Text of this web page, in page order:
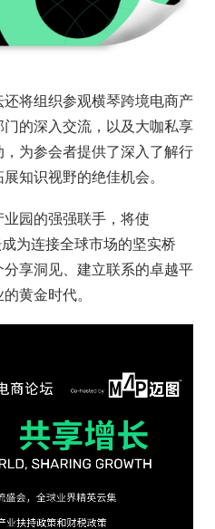
将组织参观横琴跨境电商产
的深入交流，以及大咖私享
为参会者提供了深入了解行
知识视野的绝佳机会。
业园的强强联手，将使
为连接全球市场的坚实桥
享洞见、建立联系的卓越平
黄金时代。